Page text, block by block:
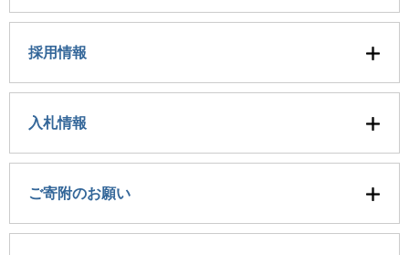
採用情報
入札情報
ご寄附のお願い